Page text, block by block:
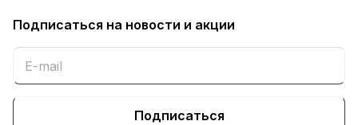
Подписаться на новости и акции
Подписаться